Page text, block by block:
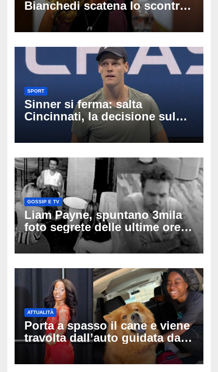
Bianchedi scatena lo scontro
tra Figc e Coni: cosa sta
succedendo
SPORT
Sinner si ferma: salta
Cincinnati, la decisione sul
ginocchio cambia il percorso
verso gli US Open
GOSSIP E TV
Liam Payne, spuntano 3mila
foto segrete delle ultime ore:
cosa è successo prima della
tragica caduta dall’hotel
ATTUALITÀ
Porta a spasso il cane e viene
travolta dall’auto guidata da
due bambini di 4 e 6 anni: l’ex
miss Kiara Bowling lotta tra la